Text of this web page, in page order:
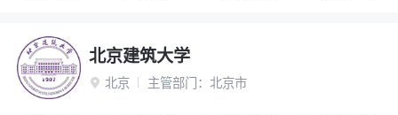
北京建筑大学
 北京 主管部门： 北京市